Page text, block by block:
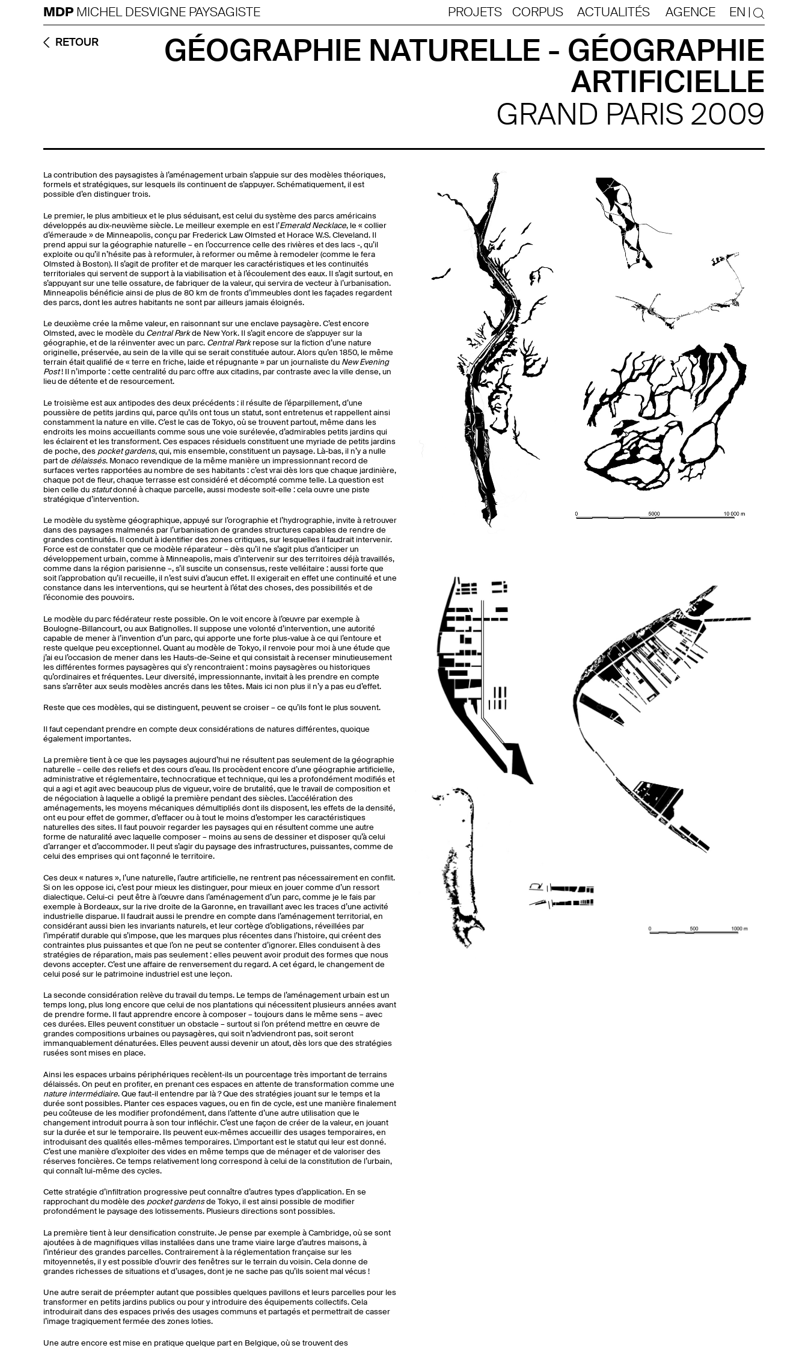
MDPMICHEL DESVIGNE PAYSAGISTE EN |
PROJETS CORPUS ACTUALITÉS AGENCE
GÉOGRAPHIE NATURELLE - GÉOGRAPHIE
ARTIFICIELLE
GRAND PARIS 2009
RETOUR
La contribution des paysagistes à l’aménagement urbain s’appuie sur des modèles théoriques,
formels et stratégiques, sur lesquels ils continuent de s’appuyer. Schématiquement, il est
possible d’en distinguer trois.
Le premier, le plus ambitieux et le plus séduisant, est celui du système des parcs américains
développés au dix-neuvième siècle. Le meilleur exemple en est l’Emerald Necklace, le « collier
d’émeraude » de Minneapolis, conçu par Frederick Law Olmsted et Horace W.S. Cleveland. Il
prend appui sur la géographie naturelle – en l’occurrence celle des rivières et des lacs -, qu’il
exploite ou qu’il n’hésite pas à reformuler, à reformer ou même à remodeler (comme le fera
Olmsted à Boston). Il s’agit de profiter et de marquer les caractéristiques et les continuités
territoriales qui servent de support à la viabilisation et à l’écoulement des eaux. Il s’agit surtout, en
s’appuyant sur une telle ossature, de fabriquer de la valeur, qui servira de vecteur à l’urbanisation.
Minneapolis bénéficie ainsi de plus de 80 km de fronts d’immeubles dont les façades regardent
des parcs, dont les autres habitants ne sont par ailleurs jamais éloignés.
Le deuxième crée la même valeur, en raisonnant sur une enclave paysagère. C’est encore
Olmsted, avec le modèle du Central Parkde New York. Il s’agit encore de s’appuyer sur la
géographie, et de la réinventer avec un parc. Central Parkrepose sur la fiction d’une nature
originelle, préservée, au sein de la ville qui se serait constituée autour. Alors qu’en 1850, le même
terrain était qualifié de « terre en friche, laide et répugnante » par un journaliste du New Evening
Post! Il n’importe : cette centralité du parc offre aux citadins, par contraste avec la ville dense, un
lieu de détente et de resourcement.
Le troisième est aux antipodes des deux précédents : il résulte de l’éparpillement, d’une
poussière de petits jardins qui, parce qu’ils ont tous un statut, sont entretenus et rappellent ainsi
constamment la nature en ville. C’est le cas de Tokyo, où se trouvent partout, même dans les
endroits les moins accueillants comme sous une voie surélevée, d’admirables petits jardins qui
les éclairent et les transforment. Ces espaces résiduels constituent une myriade de petits jardins
de poche, des pocket gardens, qui, mis ensemble, constituent un paysage. Là-bas, il n’y a nulle
part de délaissés. Monaco revendique de la même manière un impressionnant record de
surfaces vertes rapportées au nombre de ses habitants : c’est vrai dès lors que chaque jardinière,
chaque pot de fleur, chaque terrasse est considéré et décompté comme telle. La question est
bien celle du statutdonné à chaque parcelle, aussi modeste soit-elle : cela ouvre une piste
stratégique d’intervention.
Le modèle du système géographique, appuyé sur l’orographie et l’hydrographie, invite à retrouver
dans des paysages malmenés par l’urbanisation de grandes structures capables de rendre de
grandes continuités. Il conduit à identifier des zones critiques, sur lesquelles il faudrait intervenir.
Force est de constater que ce modèle réparateur – dès qu’il ne s’agit plus d’anticiper un
développement urbain, comme à Minneapolis, mais d’intervenir sur des territoires déjà travaillés,
comme dans la région parisienne –, s’il suscite un consensus, reste velléitaire : aussi forte que
soit l’approbation qu’il recueille, il n’est suivi d’aucun effet. Il exigerait en effet une continuité et une
constance dans les interventions, qui se heurtent à l’état des choses, des possibilités et de
l’économie des pouvoirs.
Le modèle du parc fédérateur reste possible. On le voit encore à l’œuvre par exemple à
Boulogne-Billancourt, ou aux Batignolles. Il suppose une volonté d’intervention, une autorité
capable de mener à l’invention d’un parc, qui apporte une forte plus-value à ce qui l’entoure et
reste quelque peu exceptionnel. Quant au modèle de Tokyo, il renvoie pour moi à une étude que
j’ai eu l’occasion de mener dans les Hauts-de-Seine et qui consistait à recenser minutieusement
les différentes formes paysagères qui s’y rencontraient : moins paysagères ou historiques
qu’ordinaires et fréquentes. Leur diversité, impressionnante, invitait à les prendre en compte
sans s’arrêter aux seuls modèles ancrés dans les têtes. Mais ici non plus il n’y a pas eu d’effet.
Reste que ces modèles, qui se distinguent, peuvent se croiser – ce qu’ils font le plus souvent.
Il faut cependant prendre en compte deux considérations de natures différentes, quoique
également importantes.
La première tient à ce que les paysages aujourd’hui ne résultent pas seulement de la géographie
naturelle – celle des reliefs et des cours d’eau. Ils procèdent encore d’une géographie artificielle,
administrative et réglementaire, technocratique et technique, qui les a profondément modifiés et
qui a agi et agit avec beaucoup plus de vigueur, voire de brutalité, que le travail de composition et
de négociation à laquelle a obligé la première pendant des siècles. L’accélération des
aménagements, les moyens mécaniques démultipliés dont ils disposent, les effets de la densité,
ont eu pour effet de gommer, d’effacer ou à tout le moins d’estomper les caractéristiques
naturelles des sites. Il faut pouvoir regarder les paysages qui en résultent comme une autre
forme de naturalité avec laquelle composer – moins au sens de dessiner et disposer qu’à celui
d’arranger et d’accommoder. Il peut s’agir du paysage des infrastructures, puissantes, comme de
celui des emprises qui ont façonné le territoire.
Ces deux « natures », l’une naturelle, l’autre artificielle, ne rentrent pas nécessairement en conflit.
Si on les oppose ici, c’est pour mieux les distinguer, pour mieux en jouer comme d’un ressort
dialectique. Celui-ci peut être à l’œuvre dans l’aménagement d’un parc, comme je le fais par
exemple à Bordeaux, sur la rive droite de la Garonne, en travaillant avec les traces d’une activité
industrielle disparue. Il faudrait aussi le prendre en compte dans l’aménagement territorial, en
considérant aussi bien les invariants naturels, et leur cortège d’obligations, réveillées par
l’impératif durable qui s’impose, que les marques plus récentes dans l’histoire, qui créent des
contraintes plus puissantes et que l’on ne peut se contenter d’ignorer. Elles conduisent à des
stratégies de réparation, mais pas seulement : elles peuvent avoir produit des formes que nous
devons accepter. C’est une affaire de renversement du regard. A cet égard, le changement de
celui posé sur le patrimoine industriel est une leçon.
La seconde considération relève du travail du temps. Le temps de l’aménagement urbain est un
temps long, plus long encore que celui de nos plantations qui nécessitent plusieurs années avant
de prendre forme. Il faut apprendre encore à composer – toujours dans le même sens – avec
ces durées. Elles peuvent constituer un obstacle – surtout si l’on prétend mettre en œuvre de
grandes compositions urbaines ou paysagères, qui soit n’adviendront pas, soit seront
immanquablement dénaturées. Elles peuvent aussi devenir un atout, dès lors que des stratégies
rusées sont mises en place.
Ainsi les espaces urbains périphériques recèlent-ils un pourcentage très important de terrains
délaissés. On peut en profiter, en prenant ces espaces en attente de transformation comme une
nature intermédiaire. Que faut-il entendre par là ? Que des stratégies jouant sur le temps et la
durée sont possibles. Planter ces espaces vagues, ou en fin de cycle, est une manière finalement
peu coûteuse de les modifier profondément, dans l’attente d’une autre utilisation que le
changement introduit pourra à son tour infléchir. C’est une façon de créer de la valeur, en jouant
sur la durée et sur le temporaire. Ils peuvent eux-mêmes accueillir des usages temporaires, en
introduisant des qualités elles-mêmes temporaires. L’important est le statut qui leur est donné.
C’est une manière d’exploiter des vides en même temps que de ménager et de valoriser des
réserves foncières. Ce temps relativement long correspond à celui de la constitution de l’urbain,
qui connaît lui-même des cycles.
Cette stratégie d’infiltration progressive peut connaître d’autres types d’application. En se
rapprochant du modèle des pocket gardensde Tokyo, il est ainsi possible de modifier
profondément le paysage des lotissements. Plusieurs directions sont possibles.
La première tient à leur densification construite. Je pense par exemple à Cambridge, où se sont
ajoutées à de magnifiques villas installées dans une trame viaire large d’autres maisons, à
l’intérieur des grandes parcelles. Contrairement à la réglementation française sur les
mitoyennetés, il y est possible d’ouvrir des fenêtres sur le terrain du voisin. Cela donne de
grandes richesses de situations et d’usages, dont je ne sache pas qu’ils soient mal vécus !
Une autre serait de préempter autant que possibles quelques pavillons et leurs parcelles pour les
transformer en petits jardins publics ou pour y introduire des équipements collectifs. Cela
introduirait dans des espaces privés des usages communs et partagés et permettrait de casser
l’image tragiquement fermée des zones loties.
Une autre encore est mise en pratique quelque part en Belgique, où se trouvent des